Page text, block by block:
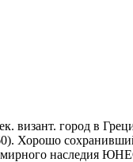
визант. город в
Хорошо
наследия